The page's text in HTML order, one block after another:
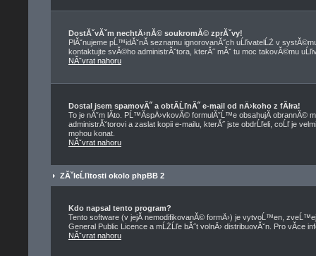
DostĂˇvĂˇm nechtÄ›nĂ© soukromĂ© zprĂˇvy!
PlĂˇnujeme pĹ™idĂˇnĂ­ seznamu ignorovanĂ˝ch uĹľivatelĹŻ v
kontaktujte svĂ©ho administrĂˇtora, kterĂ˝ mĂˇ tu moc takovĂ©mu
NĂˇvrat nahoru
Dostal jsem spamovĂ˝ a obtĂ­ĹľnĂ˝ e-mail od nÄ›koho z fĂłra!
To je nĂˇm lĂ­to. PĹ™Ă­spÄ›vkovĂ© formulĂˇĹ™e obsahujĂ­ obrannĂ©
administrĂˇtorovi a zaslat kopii e-mailu, kterĂ˝ jste obdrĹľeli, coĹľ je
mohou konat.
NĂˇvrat nahoru
ZĂˇleĹľitosti okolo phpBB 2
Kdo napsal tento program?
Tento software (v jejĂ­ nemodifikovanĂ© formÄ›) je vytvoĹ™en,
General Public Licence a mĹŻĹľe bĂ˝t volnÄ› distribuovĂˇn. Pro vĂ­ce
NĂˇvrat nahoru